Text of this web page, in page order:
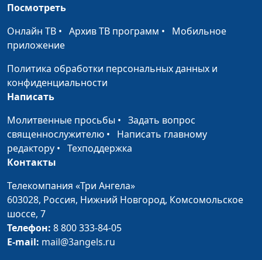
Разочарование - шаг
к духовному росту
священнослужитель
Кризис - время суда
Божьего
священнослужитель
Если Бог богат,
делится?
Как попасть в
Царство Небесное?
Максим Каминский,
Что сильнее - добро
или зло?
Максим Каминский,
священнослужитель
Облик Христа: что в
нем важно?
Посмотреть
Онлайн ТВ • Архив ТВ программ • Мобильное
приложение
Политика обработки персональных данных и
конфиденциальности
Написать
Молитвенные просьбы • Задать вопрос
священнослужителю • Написать главному
редактору • Техподдержка
Контакты
Телекомпания «Три Ангела»
603028, Россия, Нижний Новгород, Комсомольское
шоссе, 7
Телефон: 8 800 333-84-05
E-mail: mail@3angels.ru